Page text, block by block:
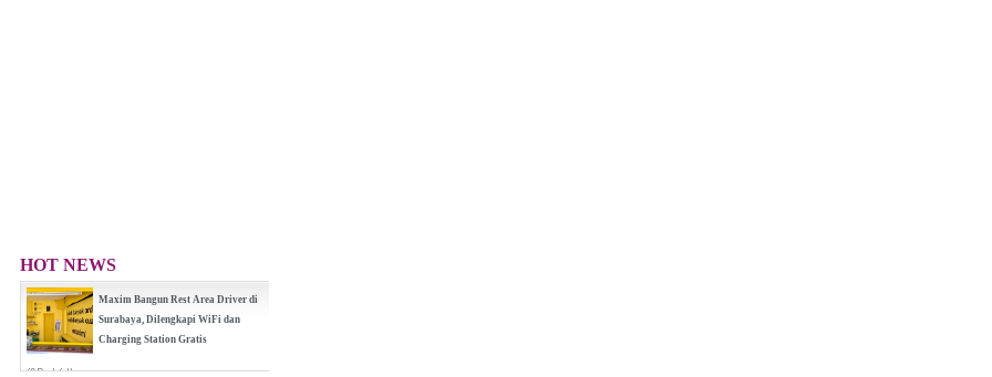
HOT NEWS
Maxim Bangun Rest Area Driver di
Surabaya, Dilengkapi WiFi dan
Charging Station Gratis
(0 Reply(s))